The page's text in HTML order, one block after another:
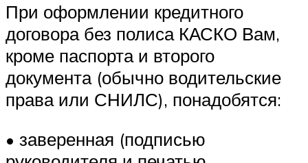
При оформлении кредитного
договора без полиса КАСКО Вам,
кроме паспорта и второго
документа (обычно водительские
права или СНИЛС), понадобятся:
• заверенная (подписью